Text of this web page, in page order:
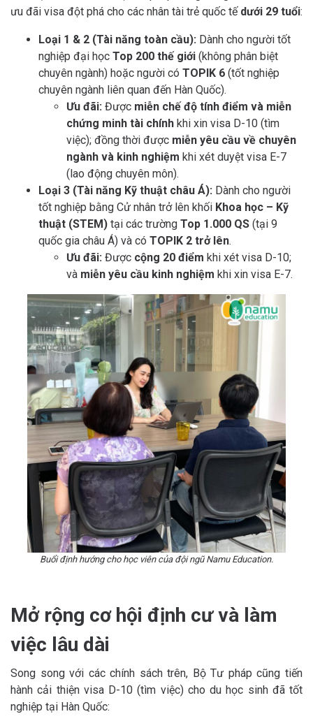
ưu đãi visa đột phá cho các nhân tài trẻ quốc tế dưới 29 tuổi:
Loại 1 & 2 (Tài năng toàn cầu): Dành cho người tốt
nghiệp đại học Top 200 thế giới (không phân biệt
chuyên ngành) hoặc người có TOPIK 6 (tốt nghiệp
chuyên ngành liên quan đến Hàn Quốc).
Ưu đãi: Được miễn chế độ tính điểm và miễn
chứng minh tài chính khi xin visa D-10 (tìm
việc); đồng thời được miễn yêu cầu về chuyên
ngành và kinh nghiệm khi xét duyệt visa E-7
(lao động chuyên môn).
Loại 3 (Tài năng Kỹ thuật châu Á): Dành cho người
tốt nghiệp bằng Cử nhân trở lên khối Khoa học – Kỹ
thuật (STEM) tại các trường Top 1.000 QS (tại 9
quốc gia châu Á) và có TOPIK 2 trở lên.
Ưu đãi: Được cộng 20 điểm khi xét visa D-10;
và miễn yêu cầu kinh nghiệm khi xin visa E-7.
Buổi định hướng cho học viên của đội ngũ Namu Education.
Mở rộng cơ hội định cư và làm
việc lâu dài
Song song với các chính sách trên, Bộ Tư pháp cũng tiến
hành cải thiện visa D-10 (tìm việc) cho du học sinh đã tốt
nghiệp tại Hàn Quốc: